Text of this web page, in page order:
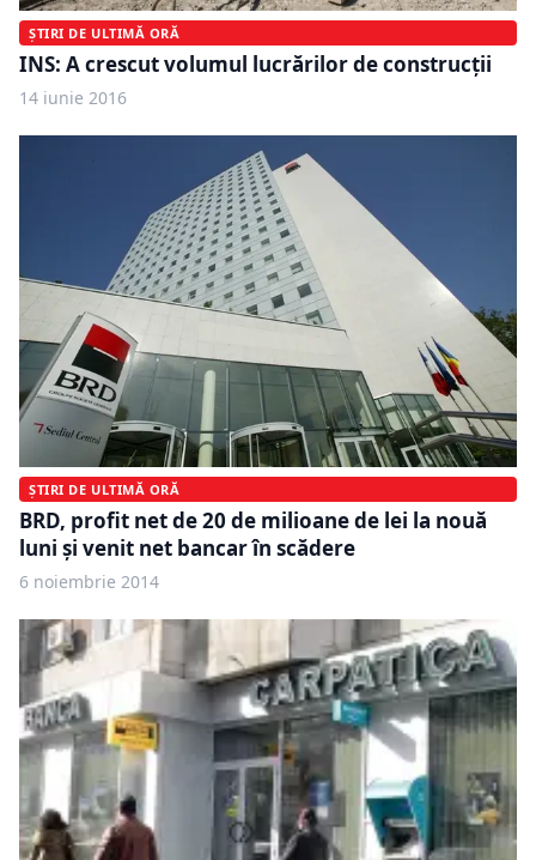
ȘTIRI DE ULTIMĂ ORĂ
INS: A crescut volumul lucrărilor de construcţii
14 iunie 2016
ȘTIRI DE ULTIMĂ ORĂ
BRD, profit net de 20 de milioane de lei la nouă
luni şi venit net bancar în scădere
6 noiembrie 2014